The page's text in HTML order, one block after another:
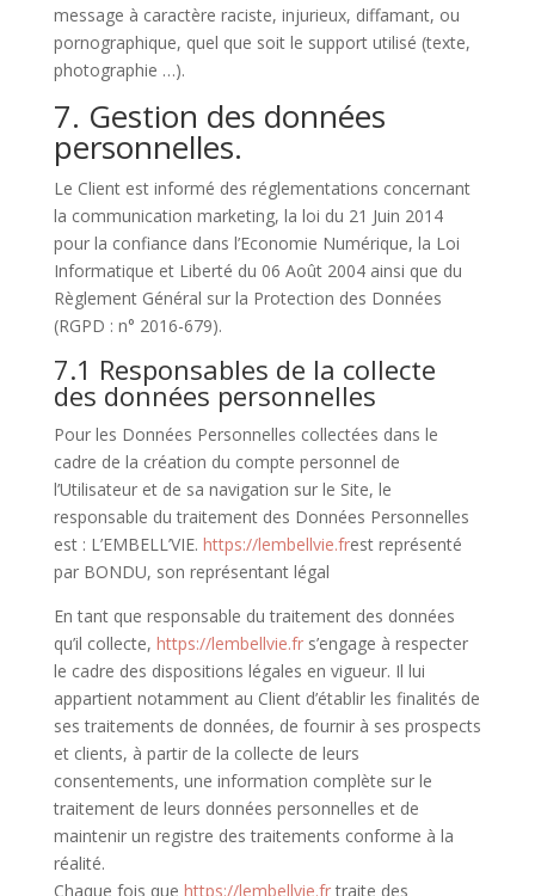
message à caractère raciste, injurieux, diffamant, ou
pornographique, quel que soit le support utilisé (texte,
photographie …).
7. Gestion des données
personnelles.
Le Client est informé des réglementations concernant
la communication marketing, la loi du 21 Juin 2014
pour la confiance dans l’Economie Numérique, la Loi
Informatique et Liberté du 06 Août 2004 ainsi que du
Règlement Général sur la Protection des Données
(RGPD : n° 2016-679).
7.1 Responsables de la collecte
des données personnelles
Pour les Données Personnelles collectées dans le
cadre de la création du compte personnel de
l’Utilisateur et de sa navigation sur le Site, le
responsable du traitement des Données Personnelles
est : L’EMBELL’VIE. https://lembellvie.frest représenté
par BONDU, son représentant légal
En tant que responsable du traitement des données
qu’il collecte, https://lembellvie.frs’engage à respecter
le cadre des dispositions légales en vigueur. Il lui
appartient notamment au Client d’établir les finalités de
ses traitements de données, de fournir à ses prospects
et clients, à partir de la collecte de leurs
consentements, une information complète sur le
traitement de leurs données personnelles et de
maintenir un registre des traitements conforme à la
réalité.
Chaque fois que https://lembellvie.frtraite des